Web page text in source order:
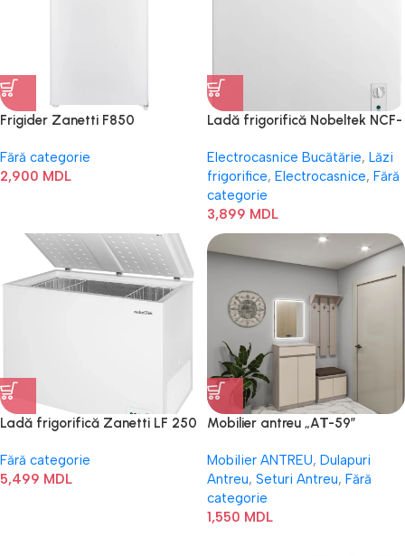
Frigider Zanetti F850
Fără categorie
2,900 MDL
Ladă frigorifică Nobeltek NCF-
Electrocasnice Bucătărie, Lăzi
frigorifice, Electrocasnice, Fără
categorie
3,899 MDL
Ladă frigorifică Zanetti LF 250
Fără categorie
5,499 MDL
Mobilier antreu „AТ-59”
Mobilier ANTREU, Dulapuri
Antreu, Seturi Antreu, Fără
categorie
1,550 MDL